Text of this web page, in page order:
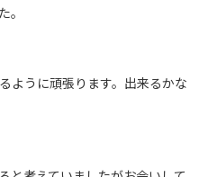
。
ように頑張ります。出来るかな